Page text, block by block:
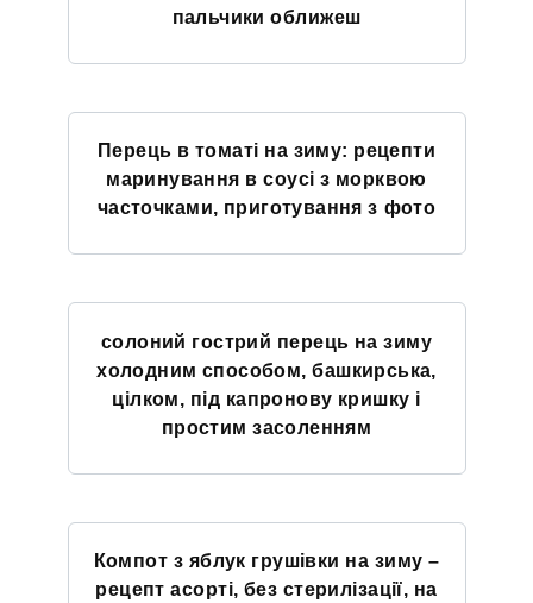
пальчики оближеш
Перець в томаті на зиму: рецепти
маринування в соусі з морквою
часточками, приготування з фото
солоний гострий перець на зиму
холодним способом, башкирська,
цілком, під капронову кришку і
простим засоленням
Компот з яблук грушівки на зиму –
рецепт асорті, без стерилізації, на